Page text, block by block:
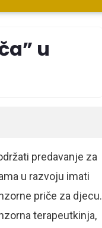
u
predavanje za
u razvoju imati
priče za djecu.
terapeutkinja,